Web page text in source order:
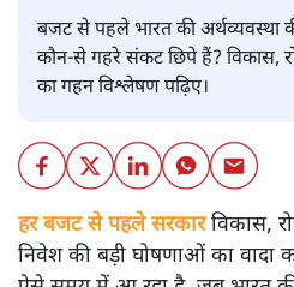
बजट से पहले भारत की अर्थव्यवस्था
कौन-से गहरे संकट छिपे हैं? विकास,
का गहन विश्लेषण पढ़िए।
हर बजट से पहले सरकारविकास,
निवेश की बड़ी घोषणाओं का वादा